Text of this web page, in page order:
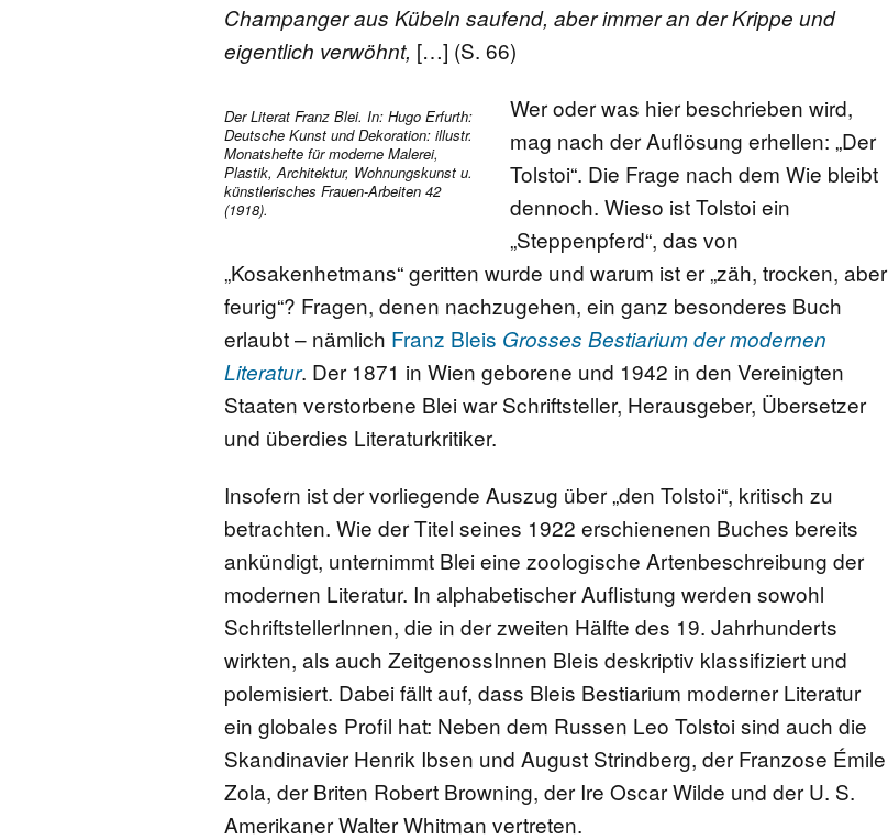
FONTANE-ORTE
Champanger aus Kübeln saufend, aber immer an der Krippe und
eigentlich verwöhnt, […] (S. 66)
Der Literat Franz Blei. In: Hugo Erfurth:
Deutsche Kunst und Dekoration: illustr.
Monatshefte für moderne Malerei,
Plastik, Architektur, Wohnungskunst u.
künstlerisches Frauen-Arbeiten 42
(1918).
Wer oder was hier beschrieben wird,
mag nach der Auflösung erhellen: „Der
Tolstoi“. Die Frage nach dem Wie bleibt
dennoch. Wieso ist Tolstoi ein
„Steppenpferd“, das von
„Kosakenhetmans“ geritten wurde und warum ist er „zäh, trocken, aber
feurig“? Fragen, denen nachzugehen, ein ganz besonderes Buch
erlaubt – nämlich Franz Bleis Grosses Bestiarium der modernen
Literatur. Der 1871 in Wien geborene und 1942 in den Vereinigten
Staaten verstorbene Blei war Schriftsteller, Herausgeber, Übersetzer
und überdies Literaturkritiker.
Insofern ist der vorliegende Auszug über „den Tolstoi“, kritisch zu
betrachten. Wie der Titel seines 1922 erschienenen Buches bereits
ankündigt, unternimmt Blei eine zoologische Artenbeschreibung der
modernen Literatur. In alphabetischer Auflistung werden sowohl
SchriftstellerInnen, die in der zweiten Hälfte des 19. Jahrhunderts
wirkten, als auch ZeitgenossInnen Bleis deskriptiv klassifiziert und
polemisiert. Dabei fällt auf, dass Bleis Bestiarium moderner Literatur
ein globales Profil hat: Neben dem Russen Leo Tolstoi sind auch die
Skandinavier Henrik Ibsen und August Strindberg, der Franzose Émile
Zola, der Briten Robert Browning, der Ire Oscar Wilde und der U. S.
Amerikaner Walter Whitman vertreten.